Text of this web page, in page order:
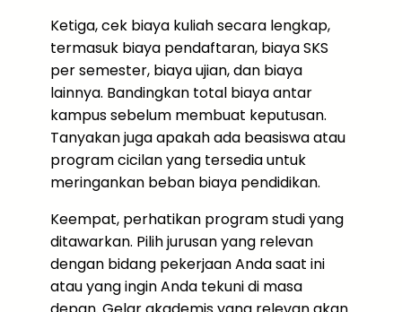
Ketiga, cek biaya kuliah secara lengkap,
termasuk biaya pendaftaran, biaya SKS
per semester, biaya ujian, dan biaya
lainnya. Bandingkan total biaya antar
kampus sebelum membuat keputusan.
Tanyakan juga apakah ada beasiswa atau
program cicilan yang tersedia untuk
meringankan beban biaya pendidikan.
Keempat, perhatikan program studi yang
ditawarkan. Pilih jurusan yang relevan
dengan bidang pekerjaan Anda saat ini
atau yang ingin Anda tekuni di masa